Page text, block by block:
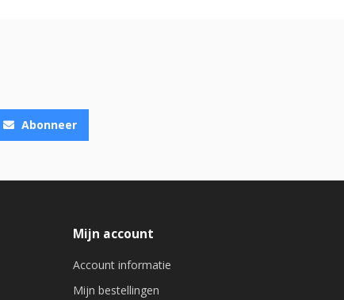
Abonneer
Mijn account
Account informatie
Mijn bestellingen